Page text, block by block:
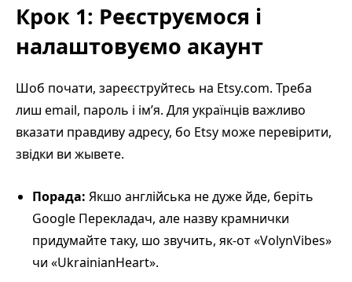
Крок 1: Реєструємося і
налаштовуємо акаунт
Шоб почати, зареєструйтесь на Etsy.com. Треба
лиш email, пароль і ім’я. Для українців важливо
вказати правдиву адресу, бо Etsy може перевірити,
звідки ви жывете.
Порада: Якшо англійська не дуже йде, беріть
Google Перекладач, але назву крамнички
придумайте таку, шо звучить, як-от «VolynVibes»
чи «UkrainianHeart».